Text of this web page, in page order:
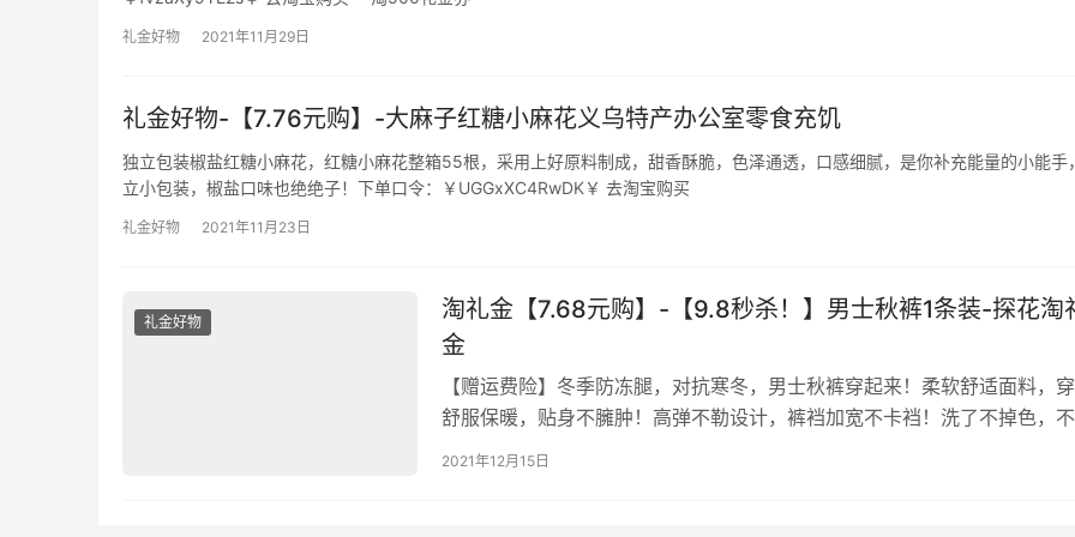
礼金好物 2021年11月29日
礼金好物-【7.76元购】-大麻子红糖小麻花义乌特产办公室零食充饥
独立包装椒盐红糖小麻花，红糖小麻花整箱55根，采用上好原料制成，甜香酥脆，色泽通透，口感细腻，是你补充能量的小能手
立小包装，椒盐口味也绝绝子！下单口令：￥UGGxXC4RwDK￥ 去淘宝购买
礼金好物 2021年11月23日
礼金好物
淘礼金【7.68元购】-【9.8秒杀！】男士秋裤1条装-探花淘
金
【赠运费险】冬季防冻腿，对抗寒冬，男士秋裤穿起来！柔软舒适面料，
舒服保暖，贴身不臃肿！高弹不勒设计，裤裆加宽不卡裆！洗了不掉色，不
球，不变形，非常耐穿！ 下单口令：￥kZyIXAupj5P￥ 领淘礼金下单
2021年12月15日